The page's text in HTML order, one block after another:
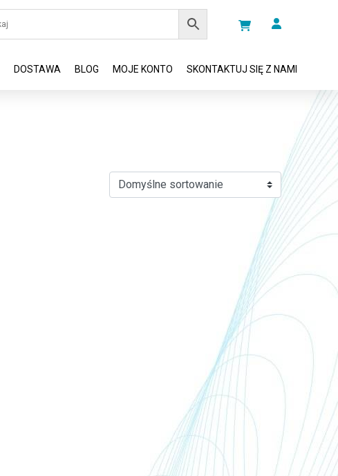
DOSTAWA BLOG MOJE KONTO SKONTAKTUJ SIĘ Z NAMI